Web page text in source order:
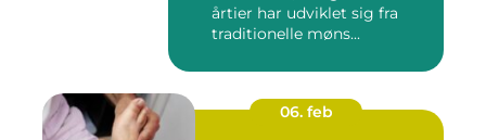
årtier har udviklet sig fra
traditionelle møns...
06. feb